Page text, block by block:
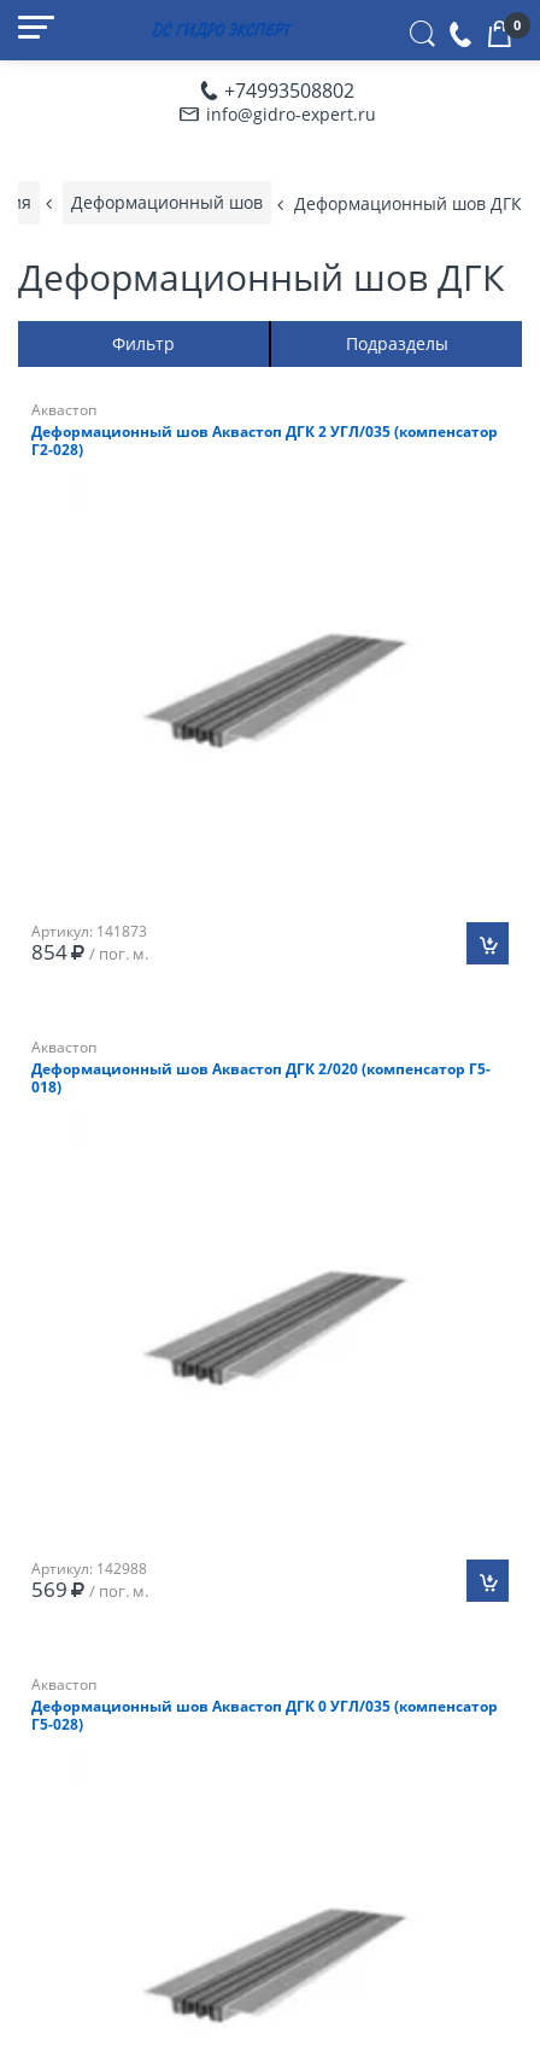
+74993508802
info@gidro-expert.ru
0
Деформационный шов Деформационный шов ДГК
Деформационный шов ДГК
Фильтр Подразделы
Аквастоп
Деформационный шов Аквастоп ДГК 2 УГЛ/035 (компенсатор
Г2-028)
Артикул: 141873
854 / пог. м.
Аквастоп
Деформационный шов Аквастоп ДГК 2/020 (компенсатор Г5-
018)
Артикул: 142988
569 / пог. м.
Аквастоп
Деформационный шов Аквастоп ДГК 0 УГЛ/035 (компенсатор
Г5-028)